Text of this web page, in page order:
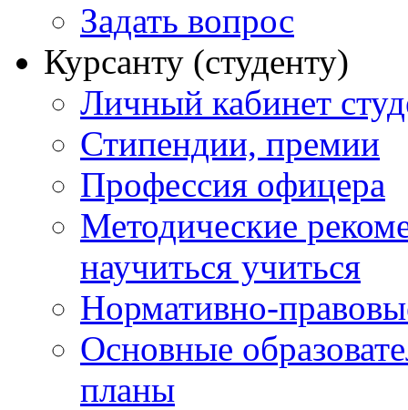
Задать вопрос
Курсанту (студенту)
Личный кабинет
Стипендии, премии
Профессия офицера
Методические
научиться учиться
Нормативно-
Основные
планы